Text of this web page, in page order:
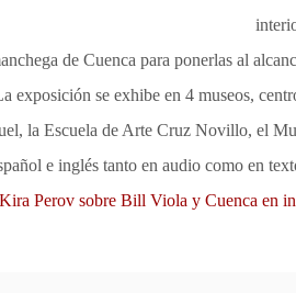
de Cuenca para ponerlas al
exposición se exhibe en 4 museos,
la Escuela de Arte Cruz Novillo, el
e inglés tanto en audio como en
Perov sobre Bill Viola y Cuenca en